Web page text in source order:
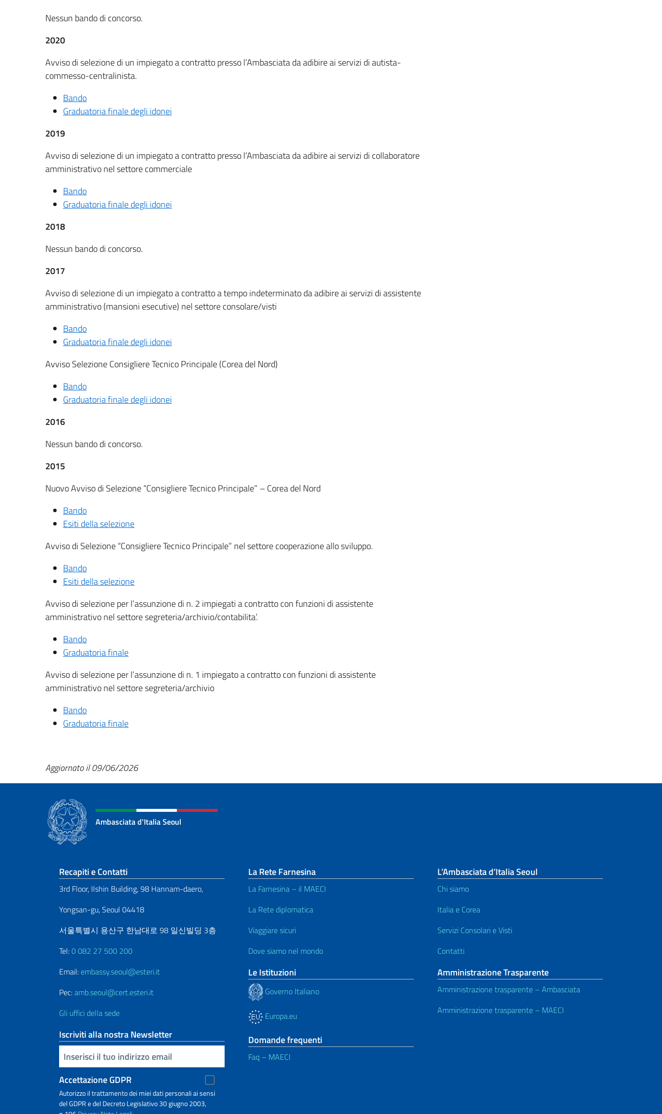
Nessun bando di concorso.
2020
Avviso di selezione di un impiegato a contratto presso l’Ambasciata da adibire ai servizi di autista-
commesso-centralinista.
Bando
Graduatoria finale degli idonei
2019
Avviso di selezione di un impiegato a contratto presso l’Ambasciata da adibire ai servizi di collaboratore
amministrativo nel settore commerciale
Bando
Graduatoria finale degli idonei
2018
Nessun bando di concorso.
2017
Avviso di selezione di un impiegato a contratto a tempo indeterminato da adibire ai servizi di assistente
amministrativo (mansioni esecutive) nel settore consolare/visti
Bando
Graduatoria finale degli idonei
Avviso Selezione Consigliere Tecnico Principale (Corea del Nord)
Bando
Graduatoria finale degli idonei
2016
Nessun bando di concorso.
2015
Nuovo Avviso di Selezione “Consigliere Tecnico Principale” – Corea del Nord
Bando
Esiti della selezione
Avviso di Selezione “Consigliere Tecnico Principale” nel settore cooperazione allo sviluppo.
Bando
Esiti della selezione
Avviso di selezione per l’assunzione di n. 2 impiegati a contratto con funzioni di assistente
amministrativo nel settore segreteria/archivio/contabilita’.
Bando
Graduatoria finale
Avviso di selezione per l’assunzione di n. 1 impiegato a contratto con funzioni di assistente
amministrativo nel settore segreteria/archivio
Bando
Graduatoria finale
Aggiornato il 09/06/2026
Ambasciata d'Italia Seoul
Sezione footer
Recapiti e Contatti
3rd Floor, Ilshin Building, 98 Hannam-daero,
Yongsan-gu, Seoul 04418
서울특별시 용산구 한남대로 98 일신빌딩 3층
Tel:0 082 27 500 200
Email: embassy.seoul@esteri.it
Pec:amb.seoul@cert.esteri.it
Gli uffici della sede
Iscriviti alla nostra Newsletter
Inserisci la tua email
Accettazione GDPR
Autorizzo il trattamento dei miei dati personali ai sensi
del GDPR e del Decreto Legislativo 30 giugno 2003,
La Rete Farnesina
La Farnesina – il MAECI
La Rete diplomatica
Viaggiare sicuri
Dove siamo nel mondo
Le Istituzioni
Governo Italiano
Europa.eu
Domande frequenti
Faq – MAECI
L’Ambasciata d’Italia Seoul
Chi siamo
Italia e Corea
Servizi Consolari e Visti
Contatti
Amministrazione Trasparente
Amministrazione trasparente – Ambasciata
Amministrazione trasparente – MAECI